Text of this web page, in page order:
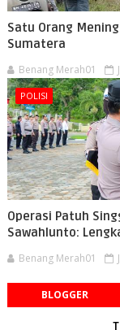
Satu Orang
Sumatera
Benang Merah01
POLISI
Operasi Patuh
Sawahlunto:
Benang Merah01
BLOGGER